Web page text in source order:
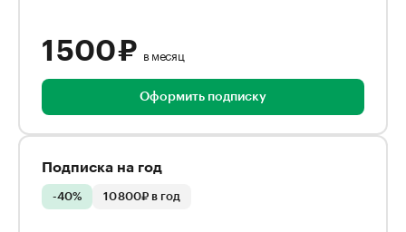
1 500 ₽ в месяц
Оформить подписку
Подписка на год
-40% 10 800₽ в год